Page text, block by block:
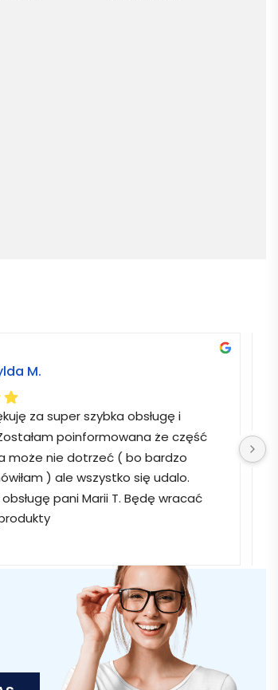
M.
za super szybka obsługę i
poinformowana że część
może nie dotrzeć ( bo bardzo
) ale wszystko się udalo.
pani Marii T. Będę wracać